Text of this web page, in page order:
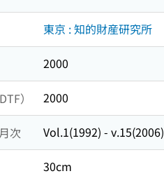
東京 : 知的財産研究所
2000
） 2000
次 Vol.1(1992) - v.15(2006)
30cm